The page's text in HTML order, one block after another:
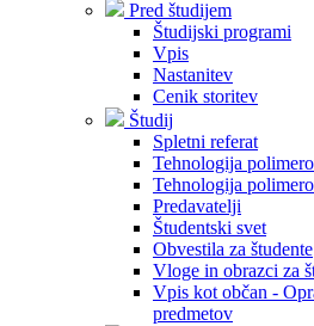
Pred študijem
Študijski programi
Vpis
Nastanitev
Cenik storitev
Študij
Spletni referat
Tehnologija
Tehnologija
Predavatelji
Študentski svet
Obvestila za študente
Vloge in obrazci za
Vpis kot občan -
predmetov